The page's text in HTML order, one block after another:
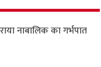
नाबालिक का गर्भपात